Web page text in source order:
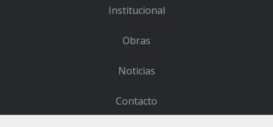
Institucional
Obras
Noticias
Contacto